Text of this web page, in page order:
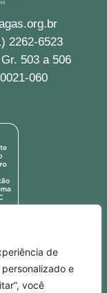
de
e
você
2262-6523
503 a 506
060